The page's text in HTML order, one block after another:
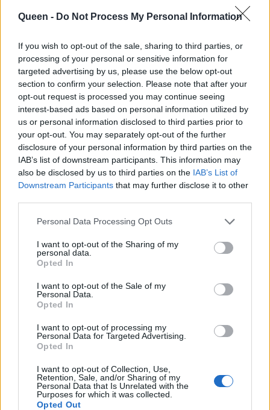
Queen - Do Not Process My Personal Information
If you wish to opt-out of the sale, sharing to third parties, or
processing of your personal or sensitive information for
targeted advertising by us, please use the below opt-out
section to confirm your selection. Please note that after your
opt-out request is processed you may continue seeing
interest-based ads based on personal information utilized by
us or personal information disclosed to third parties prior to
your opt-out. You may separately opt-out of the further
disclosure of your personal information by third parties on the
IAB’s list of downstream participants. This information may
also be disclosed by us to third parties on the IAB’s List of
Downstream Participants that may further disclose it to other
Personal Data Processing Opt Outs
I want to opt-out of the Sharing of my
personal data.
Opted In
I want to opt-out of the Sale of my
Personal Data.
Opted In
I want to opt-out of processing my
Personal Data for Targeted Advertising.
Opted In
I want to opt-out of Collection, Use,
Retention, Sale, and/or Sharing of my
Personal Data that Is Unrelated with the
Purposes for which it was collected.
Opted Out
σου αγαπημένο χόμπι. Κι εκεί, ανάμεσα σε
βότανα και ροδοπέταλα, είδαμε όλο το όραμά
της να παίρνει μορφή μπροστά μας.
Η Χριστιάνα Βαρδάκου είναι η μαέστρος των
φυτικών χρωμάτων. Στο ατελιέ της βλέπεις τη
γέννηση ενός ρούχου βήμα προς βήμα – αλλά
νιώθεις και κάτι παραπάνω: τον ενθουσιασμό
ενός ανθρώπου που επιμένει να βάζει
στόχους και να τους πετυχαίνει. Με την ίδια